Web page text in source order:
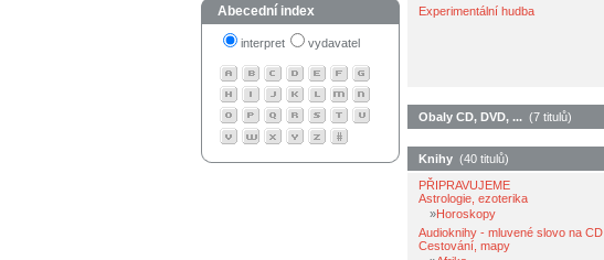
Abecední index
interpret vydavatel
Experimentální hudba
Obaly CD, DVD, ... (7 titulů)
Knihy (40 titulů)
PŘIPRAVUJEME
Astrologie, ezoterika
»Horoskopy
Audioknihy - mluvené slovo na CD
Cestování, mapy